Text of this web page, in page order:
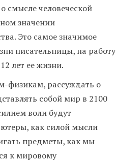
смысле человеческой
значении
Это самое значимое
писательницы, на работу
лет ее жизни.
физикам, рассуждать о
собой мир в 2100
воли будут
как силой мысли
предметы, как мы
к мировому